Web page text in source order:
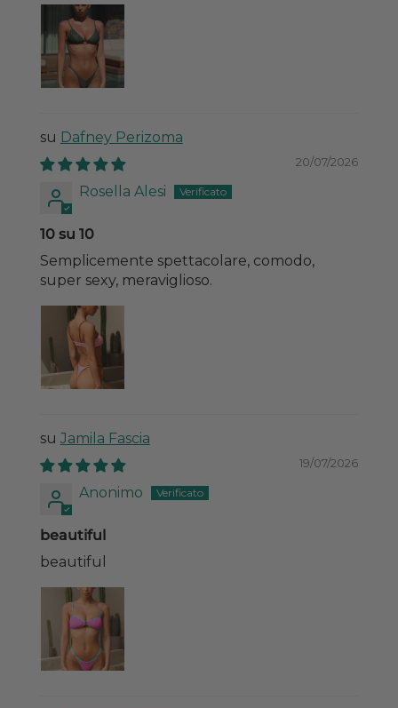
Dafney Perizoma
20/07/2026
Rosella Alesi
10 su 10
Semplicemente spettacolare, comodo,
super sexy, meraviglioso.
Jamila Fascia
19/07/2026
Anonimo
beautiful
beautiful